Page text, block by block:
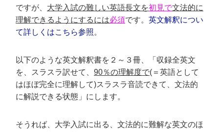
ですが、 大学入試の難しい英語長文を初見で文法的に
理解できるようにするには必須です。 英文解釈につい
て詳しくはこちら参照。
以下のような英文解釈書を２～３冊、「収録全英文
を、スラスラ訳せて、 90％の理解度で(＝英語として
はほぼ完全に理解して)スラスラ音読できて、文法的
に解説できる状態」にします。
そうれば、大学入試に出る、文法的に難解な英文のほ